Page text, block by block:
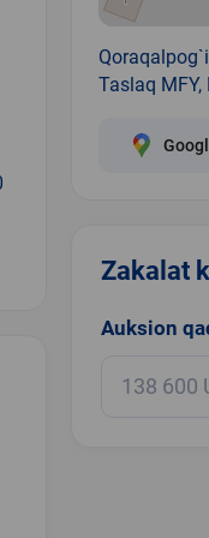
Taslaq
Zakalat
Auksion